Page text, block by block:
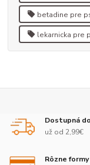
betadine pre
lekarnicka pre
Dostupná
už od 2,99€
Rôzne